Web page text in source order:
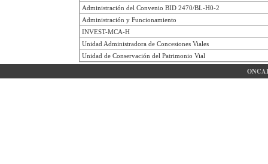
Administración del Convenio BID 2470/BL-H0-2
Administración y Funcionamiento
INVEST-MCA-H
Unidad Administradora de Concesiones Viales
Unidad de Conservación del Patrimonio Vial